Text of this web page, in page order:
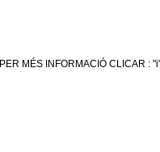
PER MÉS INFORMACIÓ CLICAR :